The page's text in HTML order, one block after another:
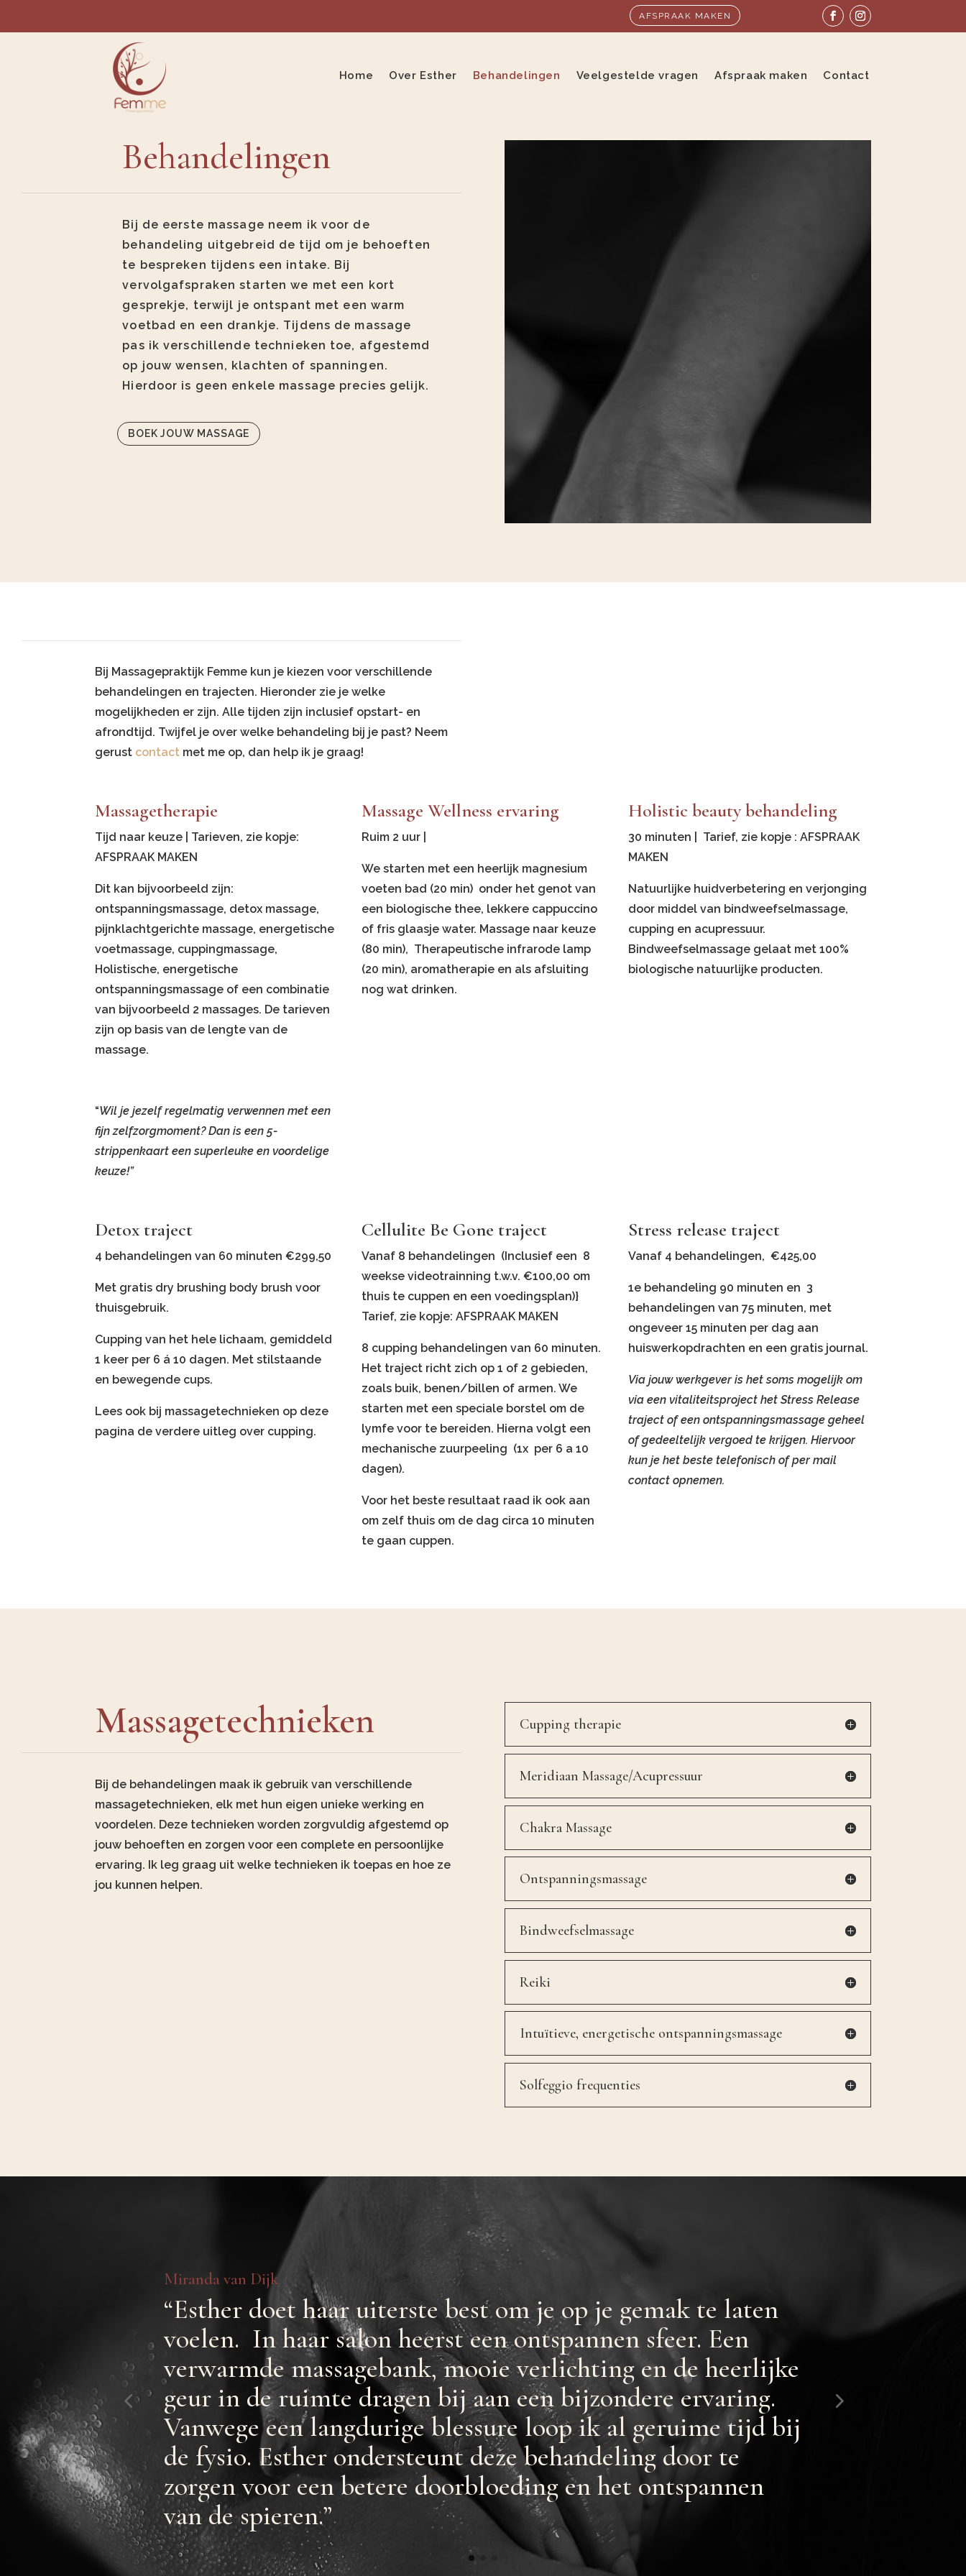
AFSPRAAK MAKEN
Home Over Esther Behandelingen Veelgestelde vragen Afspraak maken Contact
Behandelingen
Bij de eerste massage neem ik voor de
behandeling uitgebreid de tijd om je behoeften
te bespreken tijdens een intake. Bij
vervolgafspraken starten we met een kort
gesprekje, terwijl je ontspant met een warm
voetbad en een drankje. Tijdens de massage
pas ik verschillende technieken toe, afgestemd
op jouw wensen, klachten of spanningen.
Hierdoor is geen enkele massage precies gelijk.
BOEK JOUW MASSAGE
Bij Massagepraktijk Femme kun je kiezen voor verschillende
behandelingen en trajecten. Hieronder zie je welke
mogelijkheden er zijn. Alle tijden zijn inclusief opstart- en
afrondtijd. Twijfel je over welke behandeling bij je past? Neem
gerust contact met me op, dan help ik je graag!
Massagetherapie
Tijd naar keuze | Tarieven, zie kopje:
AFSPRAAK MAKEN
Dit kan bijvoorbeeld zijn:
ontspanningsmassage, detox massage,
pijnklachtgerichte massage, energetische
voetmassage, cuppingmassage,
Holistische, energetische
ontspanningsmassage of een combinatie
van bijvoorbeeld 2 massages. De tarieven
zijn op basis van de lengte van de
massage.
“Wil je jezelf regelmatig verwennen met een
fijn zelfzorgmoment? Dan is een 5-
strippenkaart een superleuke en voordelige
keuze!”
Massage Wellness ervaring
Ruim 2 uur |
We starten met een heerlijk magnesium
voeten bad (20 min) onder het genot van
een biologische thee, lekkere cappuccino
of fris glaasje water. Massage naar keuze
(80 min), Therapeutische infrarode lamp
(20 min), aromatherapie en als afsluiting
nog wat drinken.
Holistic beauty behandeling
30 minuten | Tarief, zie kopje : AFSPRAAK
MAKEN
Natuurlijke huidverbetering en verjonging
door middel van bindweefselmassage,
cupping en acupressuur.
Bindweefselmassage gelaat met 100%
biologische natuurlijke producten.
Detox traject
4 behandelingen van 60 minuten €299,50
Met gratis dry brushing body brush voor
thuisgebruik.
Cupping van het hele lichaam, gemiddeld
1 keer per 6 á 10 dagen. Met stilstaande
en bewegende cups.
Lees ook bij massagetechnieken op deze
pagina de verdere uitleg over cupping.
Cellulite Be Gone traject
Vanaf 8 behandelingen (Inclusief een 8
weekse videotrainning t.w.v. €100,00 om
thuis te cuppen en een voedingsplan)}
Tarief, zie kopje: AFSPRAAK MAKEN
8 cupping behandelingen van 60 minuten.
Het traject richt zich op 1 of 2 gebieden,
zoals buik, benen/billen of armen. We
starten met een speciale borstel om de
lymfe voor te bereiden. Hierna volgt een
mechanische zuurpeeling (1x per 6 a 10
dagen).
Voor het beste resultaat raad ik ook aan
om zelf thuis om de dag circa 10 minuten
te gaan cuppen.
Stress release traject
Vanaf 4 behandelingen, €425,00
1e behandeling 90 minuten en 3
behandelingen van 75 minuten, met
ongeveer 15 minuten per dag aan
huiswerkopdrachten en een gratis journal.
Via jouw werkgever is het soms mogelijk om
via een vitaliteitsproject het Stress Release
traject of een ontspanningsmassage geheel
of gedeeltelijk vergoed te krijgen. Hiervoor
kun je het beste telefonisch of per mail
contact opnemen.
Massagetechnieken
Bij de behandelingen maak ik gebruik van verschillende
massagetechnieken, elk met hun eigen unieke werking en
voordelen. Deze technieken worden zorgvuldig afgestemd op
jouw behoeften en zorgen voor een complete en persoonlijke
ervaring. Ik leg graag uit welke technieken ik toepas en hoe ze
jou kunnen helpen.
Cupping therapie
Meridiaan Massage/Acupressuur
Chakra Massage
Ontspanningsmassage
Bindweefselmassage
Reiki
Intuïtieve, energetische ontspanningsmassage
Solfeggio frequenties
einde
een
Miranda van Dijk
“Esther doet haar uiterste best om je op je gemak te laten
voelen. In haar salon heerst een ontspannen sfeer. Een
verwarmde massagebank, mooie verlichting en de heerlijke
geur in de ruimte dragen bij aan een bijzondere ervaring.
Vanwege een langdurige blessure loop ik al geruime tijd bij
de fysio. Esther ondersteunt deze behandeling door te
zorgen voor een betere doorbloeding en het ontspannen
van de spieren.”
“Al een
alleen om
daarvoor